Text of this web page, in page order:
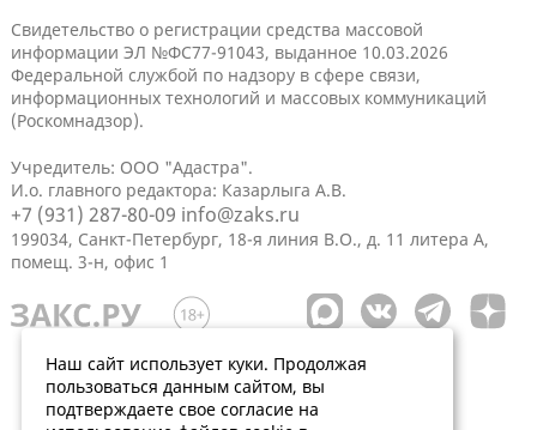
Свидетельство о регистрации средства массовой
информации ЭЛ №ФС77-91043, выданное 10.03.2026
Федеральной службой по надзору в сфере связи,
информационных технологий и массовых коммуникаций
(Роскомнадзор).
Учредитель: ООО "Адастра".
И.о. главного редактора: Казарлыга А.В.
+7 (931) 287-80-09 info@zaks.ru
199034, Санкт-Петербург, 18-я линия В.О., д. 11 литера А,
помещ. 3-н, офис 1
Наш сайт использует куки. Продолжая
пользоваться данным сайтом, вы
подтверждаете свое согласие на